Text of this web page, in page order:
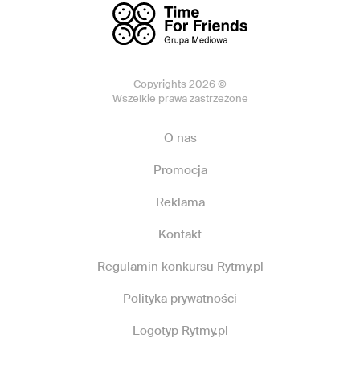
Copyrights 2026 ©
Wszelkie prawa zastrzeżone
O nas
Promocja
Reklama
Kontakt
Regulamin konkursu Rytmy.pl
Polityka prywatności
Logotyp Rytmy.pl